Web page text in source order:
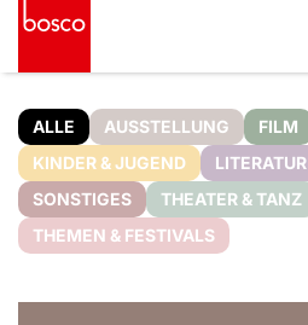
ALLE AUSSTELLUNG FILM
KINDER & JUGEND
LITERATUR
SONSTIGES
THEATER & TANZ
THEMEN & FESTIVALS